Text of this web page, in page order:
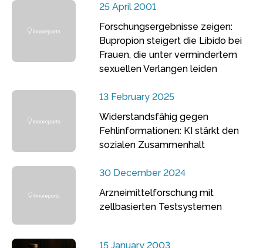
25 April 2001
Forschungsergebnisse zeigen:
Bupropion steigert die Libido bei
Frauen, die unter vermindertem
sexuellen Verlangen leiden
13 February 2025
Widerstandsfähig gegen
Fehlinformationen: KI stärkt den
sozialen Zusammenhalt
30 December 2024
Arzneimittelforschung mit
zellbasierten Testsystemen
15 January 2003